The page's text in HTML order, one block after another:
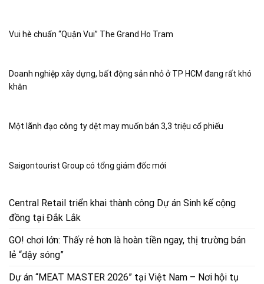
Vui hè chuẩn “Quận Vui” The Grand Ho Tram
Doanh nghiệp xây dựng, bất động sản nhỏ ở TP HCM đang rất khó
khăn
Một lãnh đạo công ty dệt may muốn bán 3,3 triệu cổ phiếu
Saigontourist Group có tổng giám đốc mới
Central Retail triển khai thành công Dự án Sinh kế cộng
đồng tại Đắk Lắk
GO! chơi lớn: Thấy rẻ hơn là hoàn tiền ngay, thị trường bán
lẻ “dậy sóng”
Dự án “MEAT MASTER 2026” tại Việt Nam – Nơi hội tụ